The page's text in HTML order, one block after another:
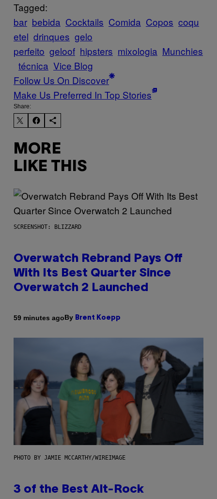
Tagged:
bar bebida Cocktails Comida Copos coqu
etel drinques gelo
perfeito geloof hipsters mixologia Munchies
técnica Vice Blog
Follow Us On Discover
Make Us Preferred In Top Stories
Share:
MORE
LIKE THIS
SCREENSHOT: BLIZZARD
Overwatch Rebrand Pays Off
With Its Best Quarter Since
Overwatch 2 Launched
59 minutes agoBy Brent Koepp
PHOTO BY JAMIE MCCARTHY/WIREIMAGE
3 of the Best Alt-Rock